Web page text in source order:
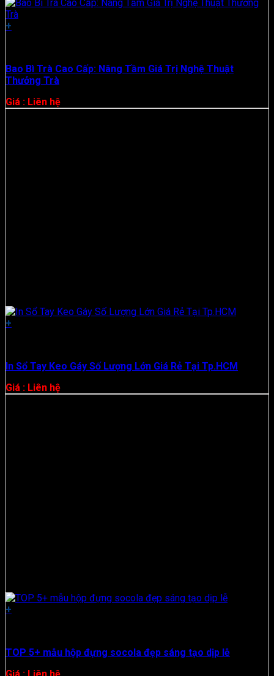
+
Bao Bì Trà Cao Cấp: Nâng Tầm Giá Trị Nghệ Thuật
Thưởng Trà
Giá : Liên hệ
+
In Sổ Tay Keo Gáy Số Lượng Lớn Giá Rẻ Tại Tp.HCM
Giá : Liên hệ
+
TOP 5+ mẫu hộp đựng socola đẹp sáng tạo dịp lễ
Giá : Liên hệ